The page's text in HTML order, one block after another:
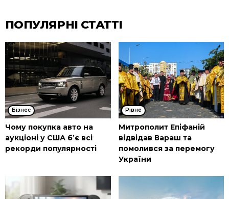
ПОПУЛЯРНІ СТАТТІ
Бізнес
Чому покупка авто на
аукціоні у США б’є всі
рекорди популярності
Рівне
Митрополит Епіфаній
відвідав Вараш та
помолився за перемогу
України